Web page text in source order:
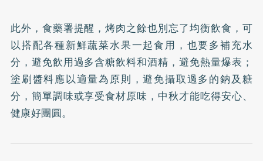
此外，食藥署提醒，烤肉之餘也別忘了均衡飲食，可
以搭配各種新鮮蔬菜水果一起食用，也要多補充水
分，避免飲用過多含糖飲料和酒精，避免熱量爆表；
塗刷醬料應以適量為原則，避免攝取過多的鈉及糖
分，簡單調味或享受食材原味，中秋才能吃得安心、
健康好團圓。